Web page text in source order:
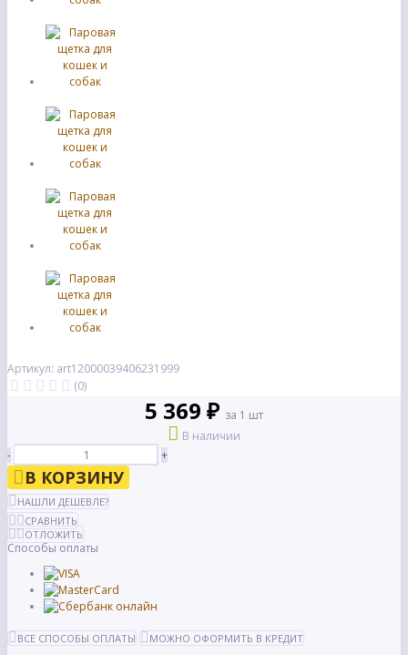
Артикул: art12000039406231999
(0)
5 369 ₽ за 1 шт
В наличии
-
+
В КОРЗИНУ
НАШЛИ ДЕШЕВЛЕ?
СРАВНИТЬ
ОТЛОЖИТЬ
Способы оплаты
ВСЕ СПОСОБЫ ОПЛАТЫ
МОЖНО ОФОРМИТЬ В КРЕДИТ